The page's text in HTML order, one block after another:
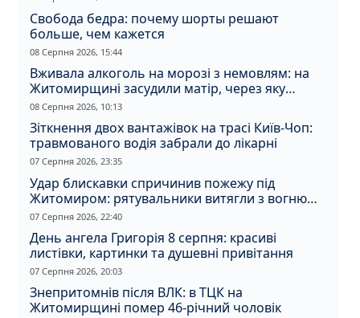
Свобода бедра: почему шорты решают
больше, чем кажется
08 Серпня 2026, 15:44
Вживала алкоголь на морозі з немовлям: на
Житомирщині засудили матір, через яку
дитина отримала обмороження
08 Серпня 2026, 10:13
Зіткнення двох вантажівок на трасі Київ-Чоп:
травмованого водія забрали до лікарні
07 Серпня 2026, 23:35
Удар блискавки спричинив пожежу під
Житомиром: рятувальники витягли з вогню
кота
07 Серпня 2026, 22:40
День ангела Григорія 8 серпня: красиві
листівки, картинки та душевні привітання
07 Серпня 2026, 20:03
Знепритомнів після ВЛК: в ТЦК на
Житомирщині помер 46-річний чоловік